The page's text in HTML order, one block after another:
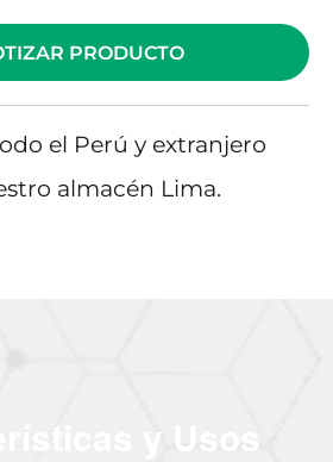
PRODUCTO
el Perú y extranjero
almacén Lima.
y Usos